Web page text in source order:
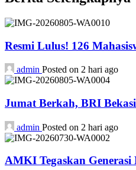
Resmi Lulus! 126
admin Posted on 2 hari ago
Jumat Berkah, BRI
admin Posted on 2 hari ago
AMKI Tegaskan